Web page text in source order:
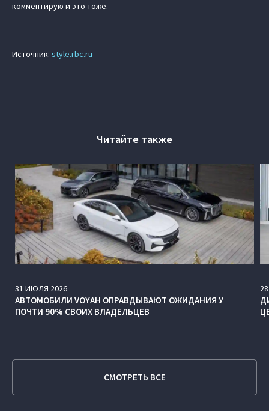
комментирую и это тоже.
Источник: style.rbc.ru
Читайте также
31 ИЮЛЯ 2026
АВТОМОБИЛИ VOYAH ОПРАВДЫВАЮТ ОЖИДАНИЯ У
ПОЧТИ 90% СВОИХ ВЛАДЕЛЬЦЕВ
28
СМОТРЕТЬ ВСЕ